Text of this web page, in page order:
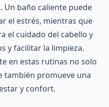
Un baño caliente puede
el estrés, mientras que
el cuidado del cabello y
y facilitar la limpieza.
en estas rutinas no solo
también promueve una
y confort.